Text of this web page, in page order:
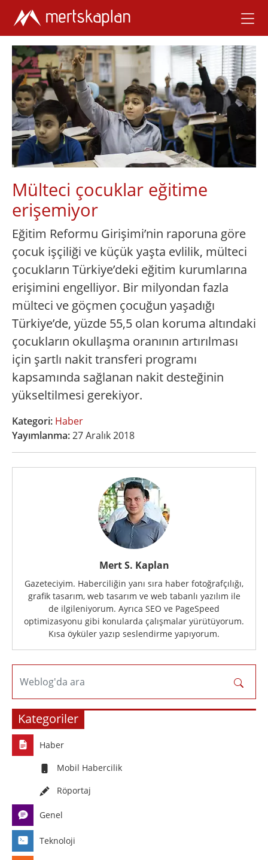
Mülteci çocuklar eğitime
erişemiyor
Eğitim Reformu Girişimi’nin raporuna göre
çocuk işçiliği ve küçük yaşta evlilik, mülteci
çocukların Türkiye’deki eğitim kurumlarına
erişimini engelliyor. Bir milyondan fazla
mülteci ve göçmen çocuğun yaşadığı
Türkiye’de, yüzde 55,5 olan koruma altındaki
çocukların okullaşma oranının artırılması
için şartlı nakit transferi programı
kapsamında sağlanan nakit desteğinin
yükseltilmesi gerekiyor.
Kategori: Haber
Yayımlanma:27 Aralık 2018
Mert S. Kaplan
Gazeteciyim. Haberciliğin yanı sıra haber fotoğrafçılığı,
grafik tasarım, web tasarım ve web tabanlı yazılım ile
de ilgileniyorum. Ayrıca SEO ve PageSpeed
optimizasyonu gibi konularda çalışmalar yürütüyorum.
Kısa öyküler yazıp seslendirme yapıyorum.
Weblog'da ara
Kategoriler
Haber
Mobil Habercilik
Röportaj
Genel
Teknoloji